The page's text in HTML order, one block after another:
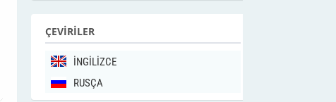
ÇEVİRİLER
İNGİLİZCE
RUSÇA